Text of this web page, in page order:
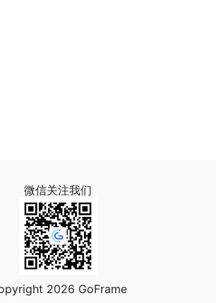
微信关注我们
2026 GoFrame